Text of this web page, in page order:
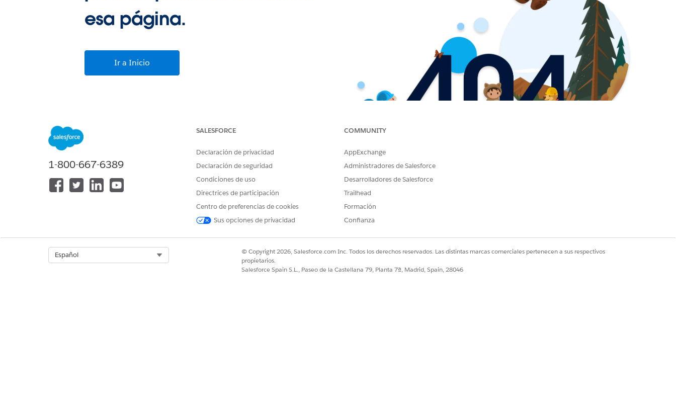
esa página.
Ir a Inicio
1-800-667-6389
SALESFORCE
Declaración de privacidad
Declaración de seguridad
Condiciones de uso
Directrices de participación
Centro de preferencias de cookies
Sus opciones de privacidad
COMMUNITY
AppExchange
Administradores de Salesforce
Desarrolladores de Salesforce
Trailhead
Formación
Confianza
Español
© Copyright 2026, Salesforce.com Inc. Todos los derechos reservados. Las distintas marcas comerciales pertenecen a sus respectivos
propietarios.
Salesforce Spain S.L., Paseo de la Castellana 79, Planta 7ª, Madrid, Spain, 28046